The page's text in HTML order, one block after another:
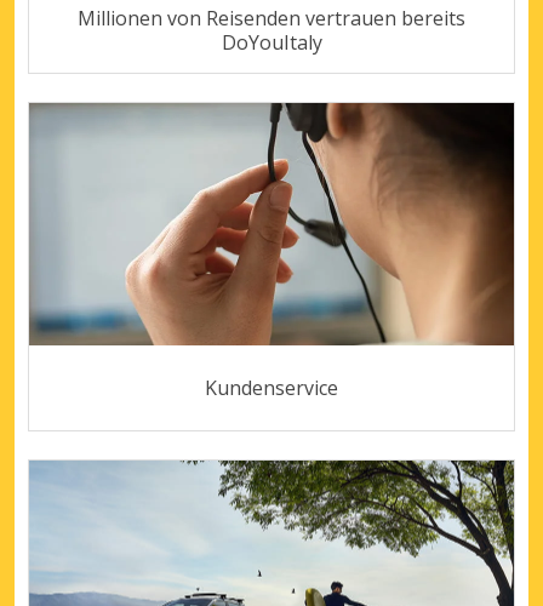
Millionen von Reisenden vertrauen bereits
DoYouItaly
Kundenservice